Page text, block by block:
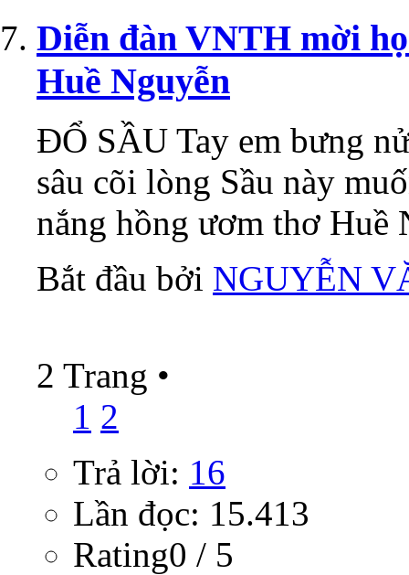
Diễn đàn VNTH mời
Huề Nguyễn
ĐỔ SẦU Tay em bưng
sâu cõi lòng Sầu này
nắng hồng ươm thơ Huề
Bắt đầu bởi NGUYỄN
2 Trang •
1 2
Trả lời: 16
Lần đọc: 15.413
Rating0 / 5